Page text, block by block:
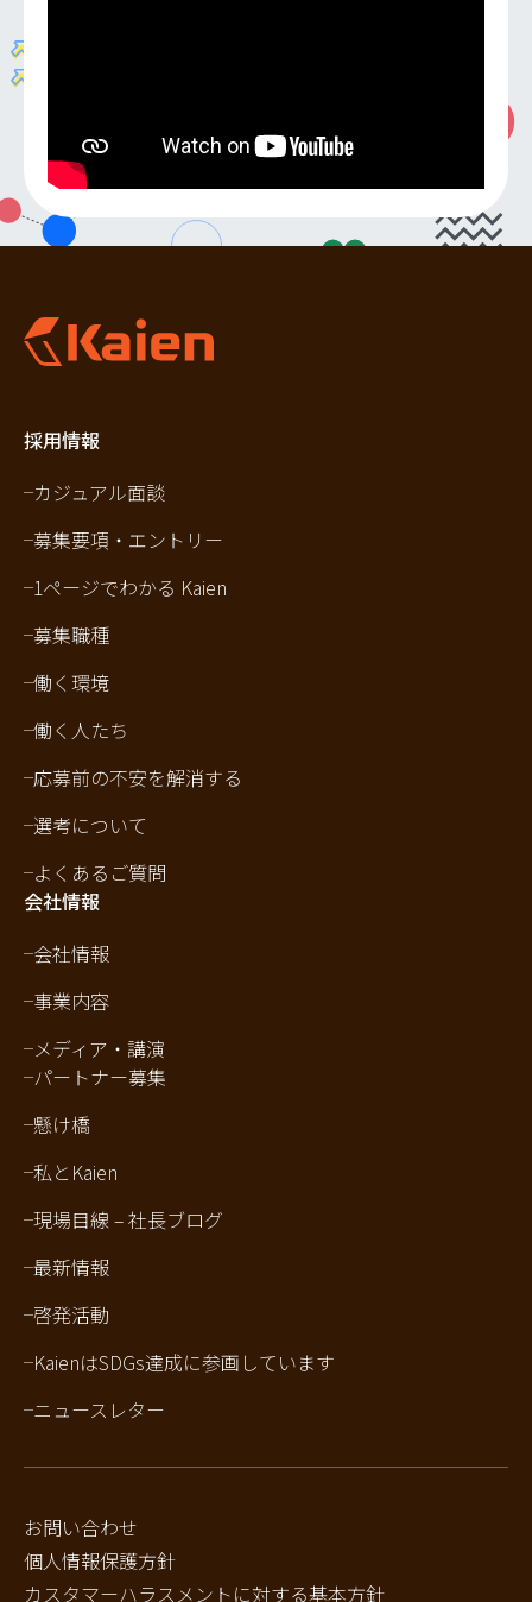
採用情報
カジュアル面談
募集要項・エントリー
1ページでわかる Kaien
募集職種
働く環境
働く人たち
応募前の不安を解消する
選考について
よくあるご質問
会社情報
会社情報
事業内容
メディア・講演
パートナー募集
懸け橋
私とKaien
現場目線 – 社長ブログ
最新情報
啓発活動
KaienはSDGs達成に参画しています
ニュースレター
お問い合わせ
個人情報保護方針
カスタマーハラスメントに対する基本方針